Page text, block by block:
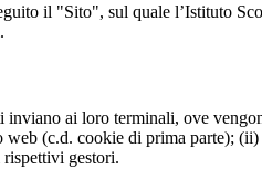
il "Sito", sul quale l’Istituto
ai loro terminali, ove
(c.d. cookie di prima parte);
gestori.